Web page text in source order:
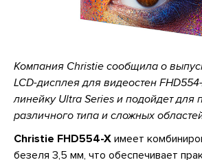
Компания Christie сообщила о
LCD-дисплея для видеостен
линейку Ultra Series и подойдет
различного типа и сложных
Christie FHD554-X имеет
безеля 3,5 мм, что обеспечивает